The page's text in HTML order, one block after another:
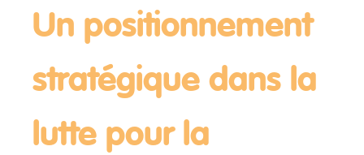
Un positionnement
stratégique dans la
lutte pour la